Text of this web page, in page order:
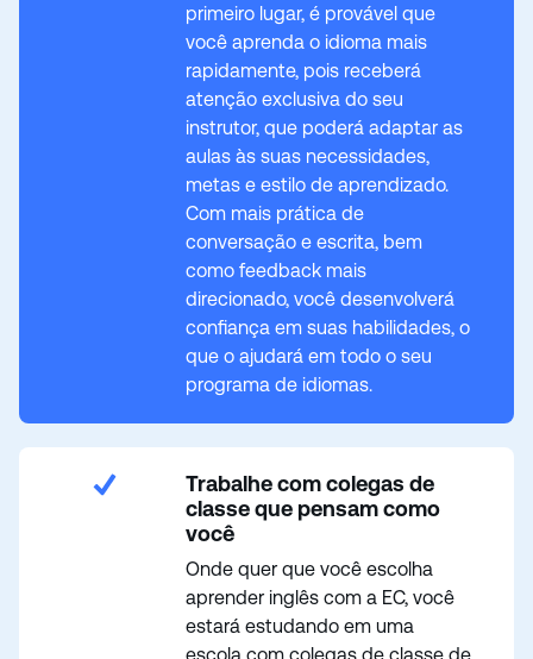
primeiro lugar, é provável que
você aprenda o idioma mais
rapidamente, pois receberá
atenção exclusiva do seu
instrutor, que poderá adaptar as
aulas às suas necessidades,
metas e estilo de aprendizado.
Com mais prática de
conversação e escrita, bem
como feedback mais
direcionado, você desenvolverá
confiança em suas habilidades, o
que o ajudará em todo o seu
programa de idiomas.
Trabalhe com colegas de
classe que pensam como
você
Onde quer que você escolha
aprender inglês com a EC, você
estará estudando em uma